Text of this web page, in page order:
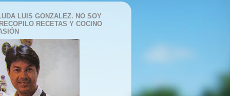
LUIS GONZALEZ. NO SOY
RECETAS Y COCINO